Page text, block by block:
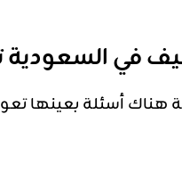
في السعودية
هناك أسئلة بعينها